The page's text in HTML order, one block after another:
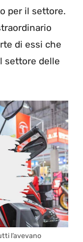
per il settore.
di essi che
settore delle
l’avevano